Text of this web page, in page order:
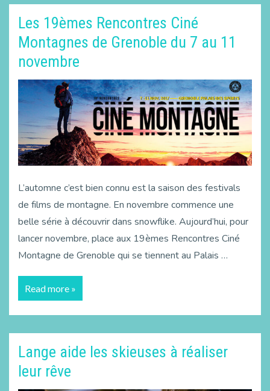
Les 19èmes Rencontres Ciné
Montagnes de Grenoble du 7 au 11
novembre
L’automne c’est bien connu est la saison des festivals
de films de montagne. En novembre commence une
belle série à découvrir dans snowflike. Aujourd’hui, pour
lancer novembre, place aux 19èmes Rencontres Ciné
Montagne de Grenoble qui se tiennent au Palais …
Read more »
Lange aide les skieuses à réaliser
leur rêve